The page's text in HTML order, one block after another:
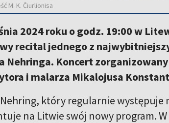
M. K. Čiurlionisa
2024 roku o godz. 19:00 w
recital jednego z
Nehringa. Koncert
i malarza Mikalojusa
który regularnie występuje
na Litwie swój nowy program.